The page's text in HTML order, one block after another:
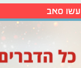
עשו סאב